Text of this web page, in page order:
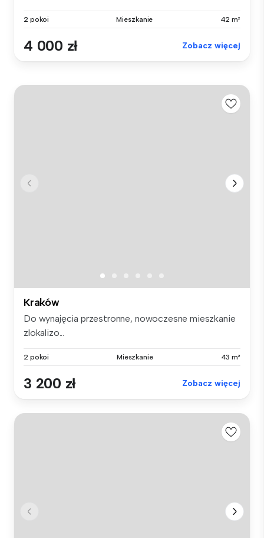
2 pokoi Mieszkanie 42 m²
4 000 zł Zobacz więcej
Kraków
Do wynajęcia przestronne, nowoczesne mieszkanie
zlokalizo...
2 pokoi Mieszkanie 43 m²
3 200 zł Zobacz więcej